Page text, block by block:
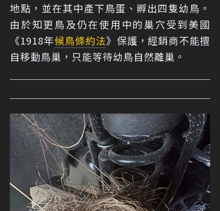
地點，並在其中產下鳥蛋、孵出四隻幼鳥。
由於知更鳥及仍在使用中的巢穴受到美國
《1918年候鳥條約法》保護，經銷商不能擅
自移動鳥巢，只能等待幼鳥自然離巢。